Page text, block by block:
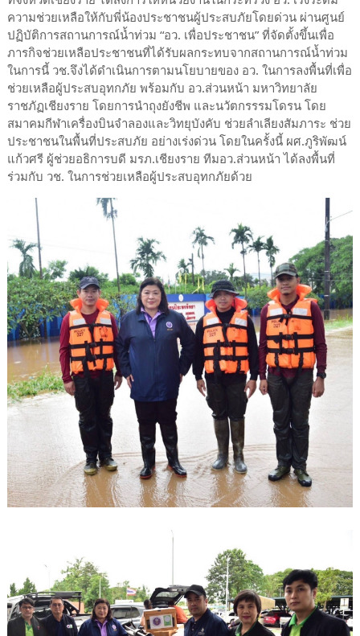
ความช่วยเหลือให้กับพี่น้องประชาชนผู้ประสบภัยโดยด่วน ผ่านศูนย์
ปฏิบัติการสถานการณ์น้ำท่วม “อว. เพื่อประชาชน” ที่จัดตั้งขึ้นเพื่อ
ภารกิจช่วยเหลือประชาชนที่ได้รับผลกระทบจากสถานการณ์น้ำท่วม
ในการนี้ วช.จึงได้ดำเนินการตามนโยบายของ อว. ในการลงพื้นที่เพื่อ
ช่วยเหลือผู้ประสบอุทกภัย พร้อมกับ อว.ส่วนหน้า มหาวิทยาลัย
ราชภัฏเชียงราย โดยการนำถุงยังชีพ และนวัตกรรรมโดรน โดย
สมาคมกีฬาเครื่องบินจำลองและวิทยุบังคับ ช่วยลำเลียงสัมภาระ ช่วย
ประชาชนในพื้นที่ประสบภัย อย่างเร่งด่วน โดยในครั้งนี้ ผศ.ภูริพัฒน์
แก้วศรี ผู้ช่วยอธิการบดี มรภ.เชียงราย ทีมอว.ส่วนหน้า ได้ลงพื้นที่
ร่วมกับ วช. ในการช่วยเหลือผู้ประสบอุทกภัยด้วย